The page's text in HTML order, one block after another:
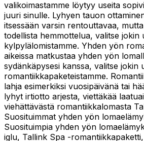
valikoimastamme löytyy useita
juuri sinulle. Lyhyen tauon
itsessään varsin rentouttavaa,
todellista hemmottelua, valitse jokin
kylpylälomistamme. Yhden yön
aikeissa matkustaa yhden yön
sydänkäpysesi kanssa, valitse jokin
romantiikkapaketeistamme.
lahja esimerkiksi vuosipäivänä tai
lyhyt irtiotto arjesta, viettäkää
viehättävästä romantiikkalomasta
Suosituimmat yhden yön
Suosituimpia yhden yön
iglu, Tallink Spa -